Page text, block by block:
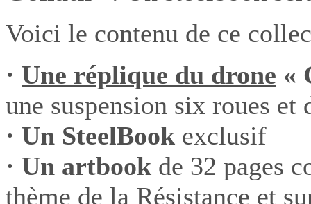
Voici le contenu de ce
· Une réplique du drone «
une suspension six roues et
· Un SteelBook exclusif
· Un artbook de 32 pages
thème de la Résistance et